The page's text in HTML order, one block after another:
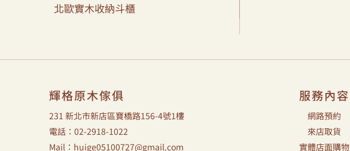
北歐實木收納斗櫃
輝格原木傢俱
231 新北市新店區寶橋路156-4號1樓
電話：02-2918-1022
Mail：huige05100727@gmail.com
服務內容
網路預約
來店取貨
實體店面購物